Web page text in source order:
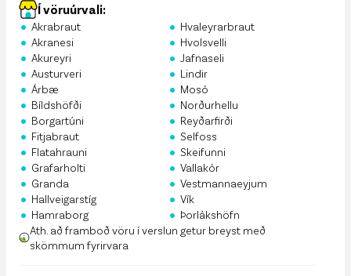
Í vöruúrvali:
• Akrabraut
• Akranesi
• Akureyri
• Austurveri
• Árbæ
• Bíldshöfði
• Borgartúni
• Fitjabraut
• Flatahrauni
• Grafarholti
• Granda
• Hallveigarstíg
• Hamraborg
• Hvaleyrarbraut
• Hvolsvelli
• Jafnaseli
• Lindir
• Mosó
• Norðurhellu
• Reyðarfirði
• Selfoss
• Skeifunni
• Vallakór
• Vestmannaeyjum
• Vík
• Þorlákshöfn
Ath. að framboð vöru í verslun getur breyst með
skömmum fyrirvara